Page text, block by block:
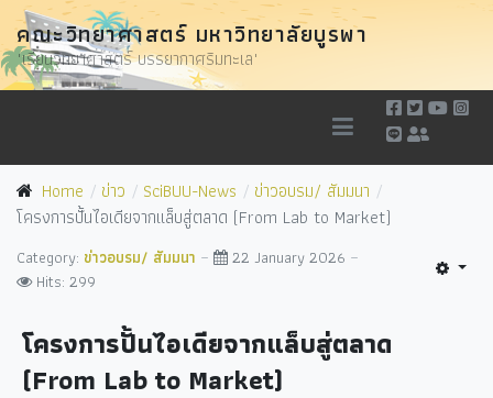
คณะวิทยาศาสตร์ มหาวิทยาลัยบูรพา
"เรียนวิทยาศาสตร์ บรรยากาศริมทะเล"
Home ข่าว SciBUU-News
ข่าวอบรม/ สัมมนา
โครงการปั้นไอเดียจากแล็บสู่ตลาด (From Lab to Market)
Category: ข่าวอบรม/ สัมมนา
22 January 2026
Hits: 299
โครงการปั้นไอเดียจากแล็บสู่ตลาด
(From Lab to Market)